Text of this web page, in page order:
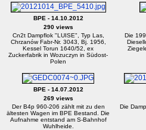
BPE - 14.10.2012
290 views
Cn2t Dampflok "LUISE", Typ Las,
Chrzanów Fabr-Nr. 3043, Bj. 1956,
Kessel Torun 1640/52, ex
Zuckerfabrik in Wozuczyn in Südost-
Polen
Die
BPE - 14.07.2012
269 views
Der B4p 960-206 zählt mit zu den
ältesten Wagen im BPE Bestand. Die
Aufnahme entstand am S-Bahnhof
Wuhlheide.
Die